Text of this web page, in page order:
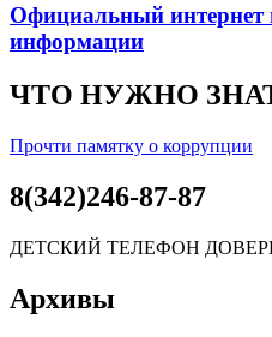
Официальный интернет
информации
ЧТО НУЖНО
Прочти памятку о коррупции
8(342)246-87-87
ДЕТСКИЙ ТЕЛЕФОН
Архивы